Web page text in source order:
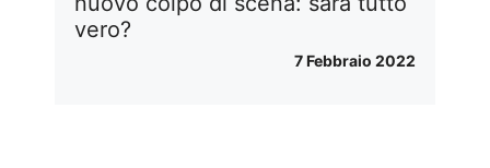
vero?
7 Febbraio 2022